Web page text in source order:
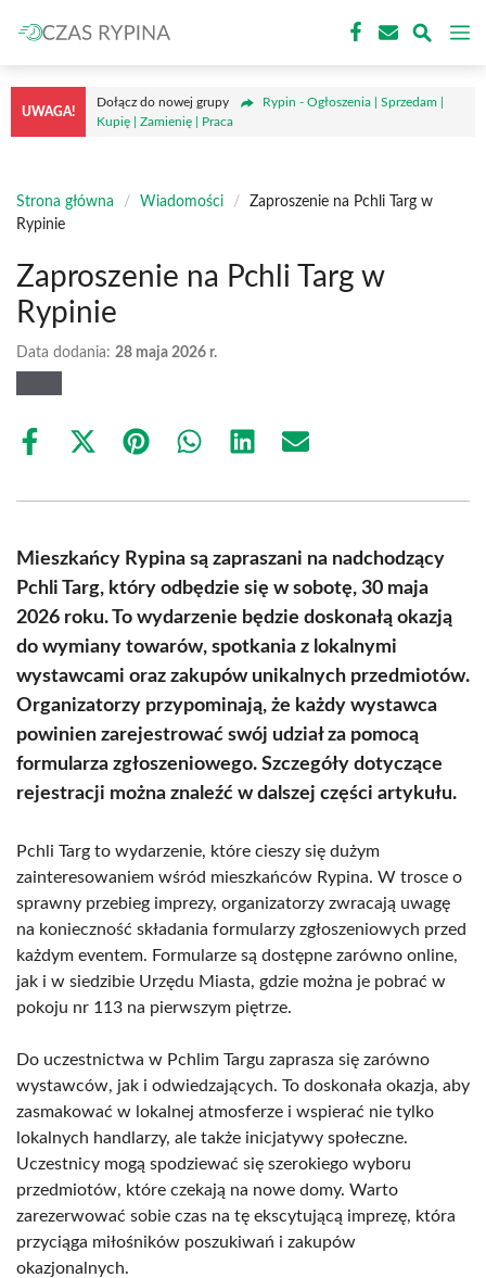
do
treści
UWAGA!
Dołącz do nowej grupy
Rypin - Ogłoszenia | Sprzedam |
Kupię | Zamienię | Praca
Strona główna / Wiadomości /
Zaproszenie na Pchli Targ w
Rypinie
Zaproszenie na Pchli Targ w
Rypinie
Data dodania: 28 maja 2026 r.
Share
Share
(Twitter)
Share Share Share Share
Mieszkańcy Rypina są zapraszani na nadchodzący
Pchli Targ, który odbędzie się w sobotę, 30 maja
2026 roku. To wydarzenie będzie doskonałą okazją
do wymiany towarów, spotkania z lokalnymi
wystawcami oraz zakupów unikalnych przedmiotów.
Organizatorzy przypominają, że każdy wystawca
powinien zarejestrować swój udział za pomocą
formularza zgłoszeniowego. Szczegóły dotyczące
rejestracji można znaleźć w dalszej części artykułu.
Pchli Targ to wydarzenie, które cieszy się dużym
zainteresowaniem wśród mieszkańców Rypina. W trosce o
sprawny przebieg imprezy, organizatorzy zwracają uwagę
na konieczność składania formularzy zgłoszeniowych przed
każdym eventem. Formularze są dostępne zarówno online,
jak i w siedzibie Urzędu Miasta, gdzie można je pobrać w
pokoju nr 113 na pierwszym piętrze.
Do uczestnictwa w Pchlim Targu zaprasza się zarówno
wystawców, jak i odwiedzających. To doskonała okazja, aby
zasmakować w lokalnej atmosferze i wspierać nie tylko
lokalnych handlarzy, ale także inicjatywy społeczne.
Uczestnicy mogą spodziewać się szerokiego wyboru
przedmiotów, które czekają na nowe domy. Warto
zarezerwować sobie czas na tę ekscytującą imprezę, która
przyciąga miłośników poszukiwań i zakupów
okazjonalnych.